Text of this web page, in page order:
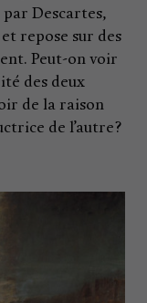
Descartes,
repose sur des
Peut-on voir
des deux
de la raison
de l’autre?